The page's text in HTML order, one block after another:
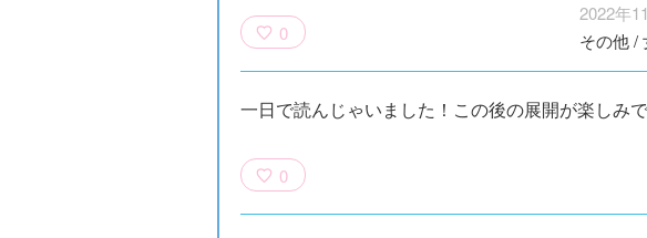
0
2022年
その他/
一日で読んじゃいました！この後の展開が楽しみで
0
第９回小説賞開
る‼』ついにコ
定特典＆ヒミツ